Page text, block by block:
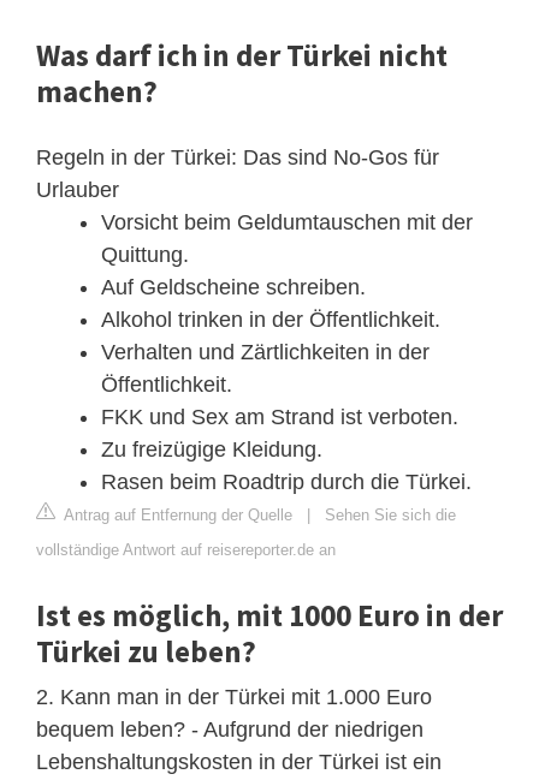
Was darf ich in der Türkei nicht
machen?
Regeln in der Türkei: Das sind No-Gos für
Urlauber
Vorsicht beim Geldumtauschen mit der
Quittung.
Auf Geldscheine schreiben.
Alkohol trinken in der Öffentlichkeit.
Verhalten und Zärtlichkeiten in der
Öffentlichkeit.
FKK und Sex am Strand ist verboten.
Zu freizügige Kleidung.
Rasen beim Roadtrip durch die Türkei.
Antrag auf Entfernung der Quelle | Sehen Sie sich die
vollständige Antwort auf reisereporter.de an
Ist es möglich, mit 1000 Euro in der
Türkei zu leben?
2. Kann man in der Türkei mit 1.000 Euro
bequem leben? - Aufgrund der niedrigen
Lebenshaltungskosten in der Türkei ist ein